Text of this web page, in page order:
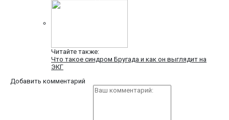
Читайте также:
Что такое синдром Бругада и как он выглядит на
ЭКГ
Добавить комментарий